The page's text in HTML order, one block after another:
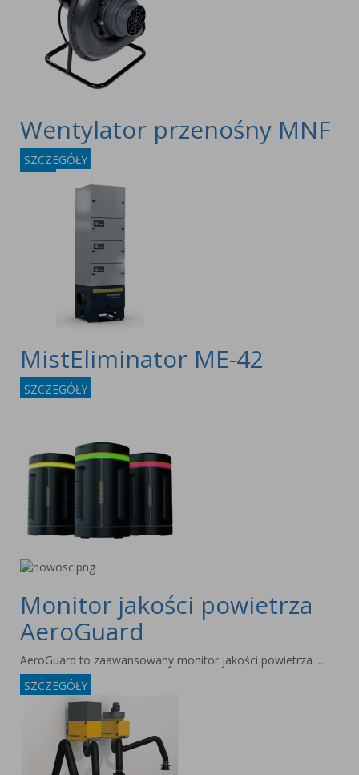
Wentylator przenośny MNF
SZCZEGÓŁY
MistEliminator ME-42
SZCZEGÓŁY
Monitor jakości powietrza
AeroGuard
AeroGuard to zaawansowany monitor jakości powietrza ...
SZCZEGÓŁY